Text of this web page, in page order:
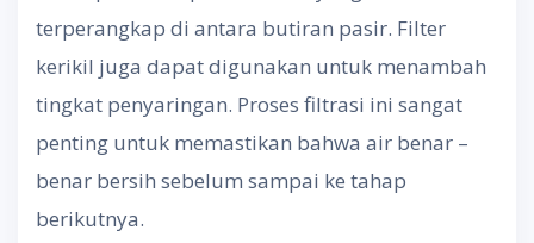
terperangkap di antara butiran pasir. Filter
kerikil juga dapat digunakan untuk menambah
tingkat penyaringan. Proses filtrasi ini sangat
penting untuk memastikan bahwa air benar –
benar bersih sebelum sampai ke tahap
berikutnya.